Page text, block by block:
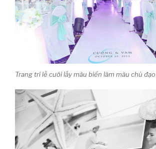
Trang trí lễ cưới lấy màu biển làm màu chủ đạo